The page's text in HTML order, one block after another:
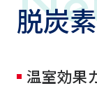
脱炭素
温室効果